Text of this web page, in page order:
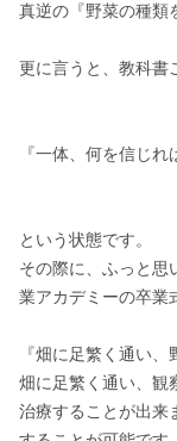
真逆の『野菜の種類
更に言うと、教科書
『一体、何を信じれ
という状態です。
その際に、ふっと思
業アカデミーの卒業
『畑に足繁く通い
畑に足繁く通い、観
治療することが出来